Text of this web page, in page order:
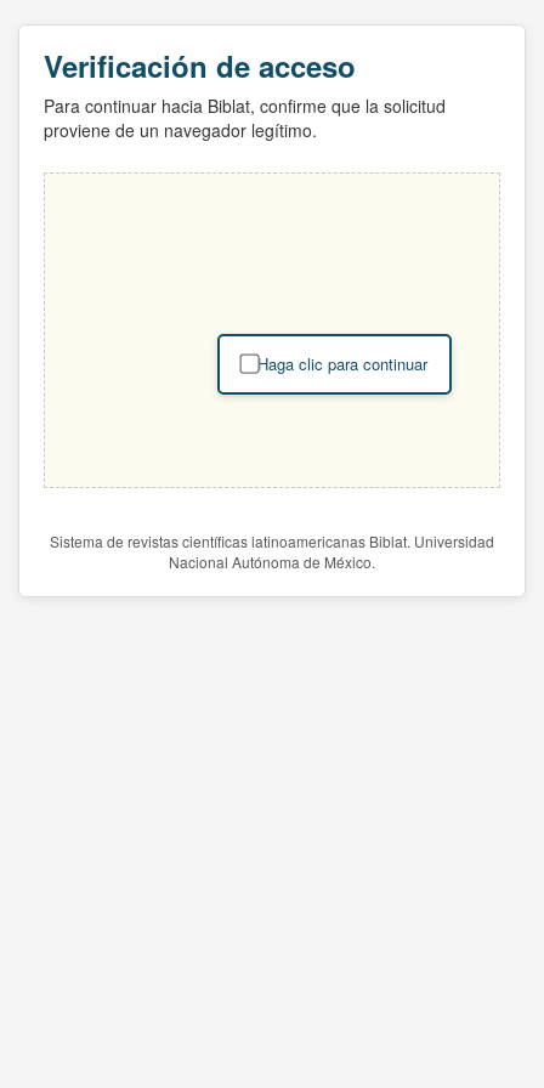
Verificación de acceso
Para continuar hacia Biblat, confirme que la solicitud
proviene de un navegador legítimo.
Haga clic para continuar
Sistema de revistas científicas latinoamericanas Biblat. Universidad
Nacional Autónoma de México.